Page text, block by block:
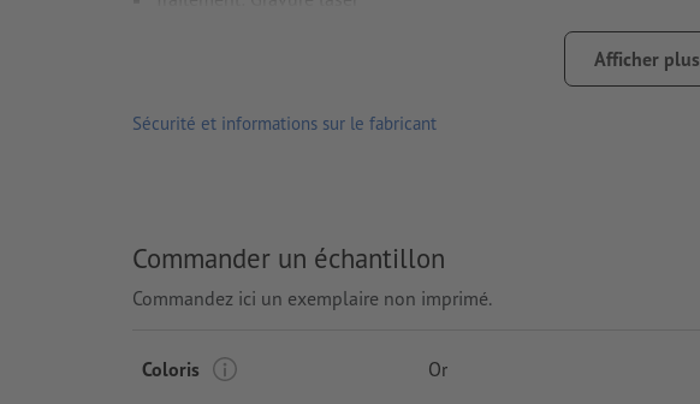
Afficher plus
Sécurité et informations sur le fabricant
Commander un échantillon
Commandez ici un exemplaire non imprimé.
Coloris Or